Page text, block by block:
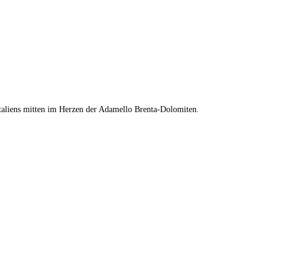
mitten im Herzen der Adamello Brenta-Dolomiten.